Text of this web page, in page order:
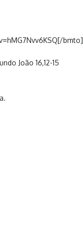
bmto]
João 16,12-15